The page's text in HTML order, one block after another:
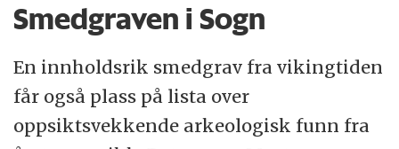
Smedgraven i Sogn
En innholdsrik smedgrav fra vikingtiden
får også plass på lista over
oppsiktsvekkende arkeologisk funn fra